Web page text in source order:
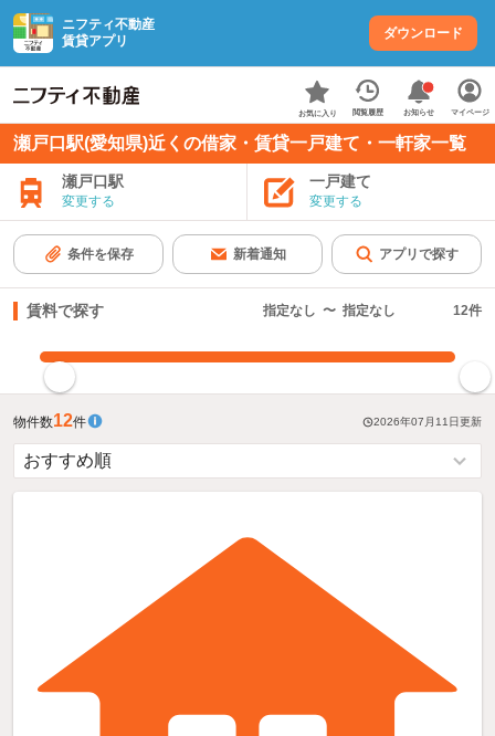
ニフティ不動産
賃貸アプリ
ダウンロード
お気に入り 閲覧履歴 お知らせ マイページ
瀬戸口駅(愛知県)近くの借家・賃貸一戸建て・一軒家一覧
瀬戸口駅
変更する
一戸建て
変更する
条件を保存 新着通知 アプリで探す
賃料で探す 指定なし 〜 指定なし 12件
物件数12件 2026年07月11日更新